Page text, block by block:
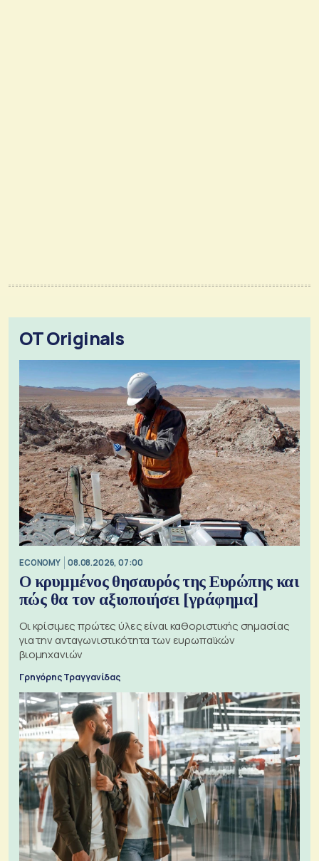
OT Originals
ECONOMY 08.08.2026, 07:00
Ο κρυμμένος θησαυρός της Ευρώπης και
πώς θα τον αξιοποιήσει [γράφημα]
Οι κρίσιμες πρώτες ύλες είναι καθοριστικής σημασίας
για την ανταγωνιστικότητα των ευρωπαϊκών
βιομηχανιών
Γρηγόρης Τραγγανίδας